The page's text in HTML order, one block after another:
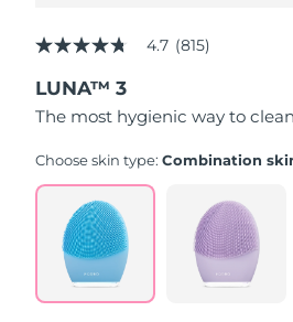
4.7
of
5
stars,
rating
Read
Reviews.
Same
page
link.
4.7 (815)
LUNA™ 3
The most hygienic way to
Choose skin type:Combination